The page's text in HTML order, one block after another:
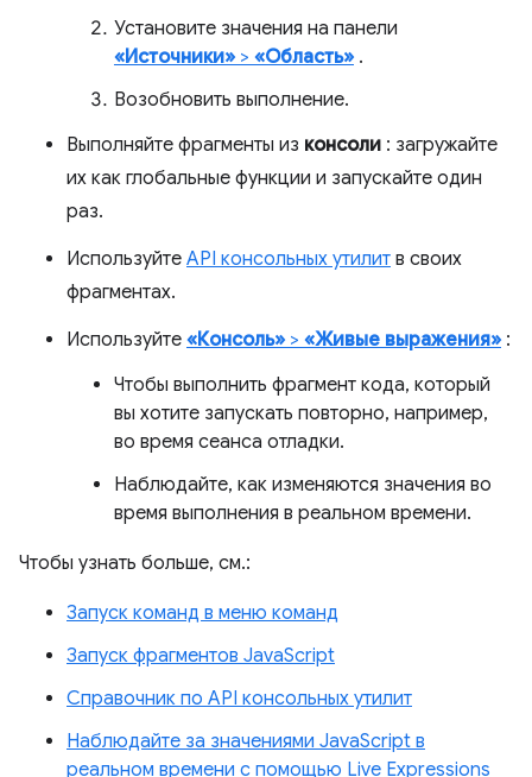
Установите значения на панели
«Источники» > «Область» .
Возобновить выполнение.
Выполняйте фрагменты из консоли : загружайте
их как глобальные функции и запускайте один
раз.
Используйте API консольных утилит в своих
фрагментах.
Используйте «Консоль» > «Живые выражения» :
Чтобы выполнить фрагмент кода, который
вы хотите запускать повторно, например,
во время сеанса отладки.
Наблюдайте, как изменяются значения во
время выполнения в реальном времени.
Чтобы узнать больше, см.:
Запуск команд в меню команд
Запуск фрагментов JavaScript
Справочник по API консольных утилит
Наблюдайте за значениями JavaScript в
реальном времени с помощью Live Expressions